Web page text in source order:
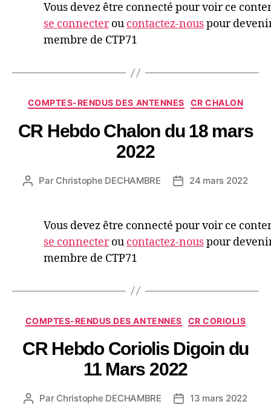
Vous devez être connecté pour voir ce
se connecterou contactez-nouspour
membre de CTP71
COMPTES-RENDUS DES ANTENNES CR CHALON
CR Hebdo Chalon du 18 mars
2022
Par Christophe DECHAMBRE 24 mars 2022
Vous devez être connecté pour voir ce
se connecterou contactez-nouspour
membre de CTP71
COMPTES-RENDUS DES ANTENNES CR CORIOLIS
CR Hebdo Coriolis Digoin du
11 Mars 2022
Par Christophe DECHAMBRE 13 mars 2022